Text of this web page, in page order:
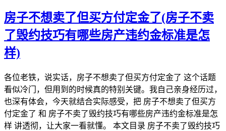
房子不想卖了但买方付定金了(房子不卖
了毁约技巧有哪些房产违约金标准是怎
样)
各位老铁，说实话，房子不想卖了但买方付定金了 这个话题
看似冷门，但用到的时候真的特别关键。我自己亲身经历过，
也深有体会，今天就结合实际感受，把 房子不想卖了但买方
付定金了 和 房子不卖了毁约技巧有哪些房产违约金标准是怎
样 讲透彻，让大家一看就懂。 本文目录 房子不卖了毁约技巧